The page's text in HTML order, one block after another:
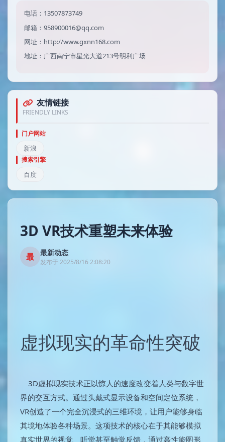
电话：13507873749
邮箱：958900016@qq.com
网址：http://www.gxnn168.com
地址：广西南宁市星光大道213号明利广场
友情链接
FRIENDLY LINKS
门户网站
新浪
搜索引擎
百度
3D VR技术重塑未来体验
最 最新动态
发布于 2025/8/16 2:08:20
虚拟现实的革命性突破
3D虚拟现实技术正以惊人的速度改变着人类与数字世
界的交互方式。通过头戴式显示设备和空间定位系统，
VR创造了一个完全沉浸式的三维环境，让用户能够身临
其境地体验各种场景。这项技术的核心在于其能够模拟
真实世界的视觉、听觉甚至触觉反馈，通过高性能图形